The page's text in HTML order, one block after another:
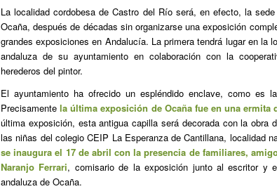
La localidad cordobesa de Castro del Río será, en efecto, la
Ocaña, después de décadas sin organizarse una exposición
grandes exposiciones en Andalucía. La primera tendrá lugar en la
andaluza de su ayuntamiento en colaboración con la
herederos del pintor.
El ayuntamiento ha ofrecido un espléndido enclave, como es
Precisamentela última exposición de Ocaña fue en una ermita
última exposición, esta antigua capilla será decorada con la
las niñas del colegio CEIP La Esperanza de Cantillana, localidad
se inaugura el 17 de abril con la presencia de familiares,
Naranjo Ferrari, comisario de la exposición junto al escritor y
andaluza de Ocaña.